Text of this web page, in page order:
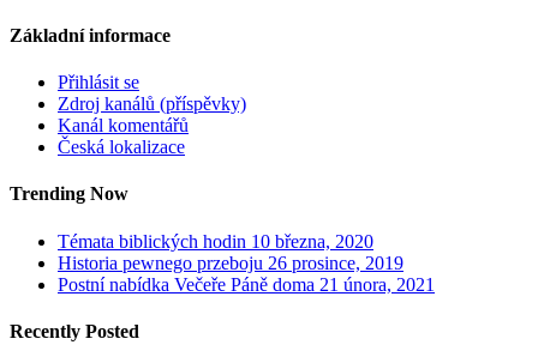
Základní informace
Přihlásit se
Zdroj kanálů (příspěvky)
Kanál komentářů
Česká lokalizace
Trending Now
Témata biblických hodin 10 března, 2020
Historia pewnego przeboju 26 prosince, 2019
Postní nabídka Večeře Páně doma 21 února, 2021
Recently Posted